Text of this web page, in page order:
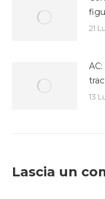
21
13
Lascia un